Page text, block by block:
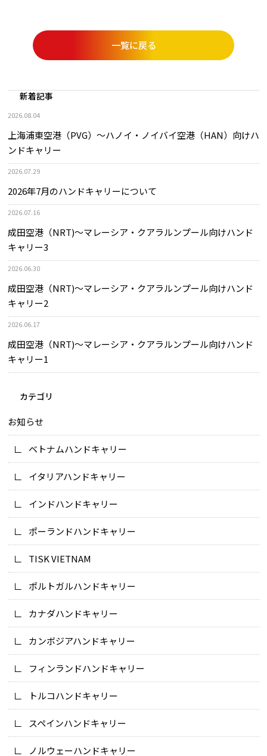
一覧に戻る
新着記事
2026.08.04
上海浦東空港（PVG）～ハノイ・ノイバイ空港（HAN）向けハ
ンドキャリー
2026.07.29
2026年7月のハンドキャリーについて
2026.07.16
成田空港（NRT)～マレーシア・クアラルンプール向けハンド
キャリー3
2026.06.30
成田空港（NRT)～マレーシア・クアラルンプール向けハンド
キャリー2
2026.06.17
成田空港（NRT)～マレーシア・クアラルンプール向けハンド
キャリー1
カテゴリ
お知らせ
ベトナムハンドキャリー
イタリアハンドキャリー
インドハンドキャリー
ポーランドハンドキャリー
TISK VIETNAM
ポルトガルハンドキャリー
カナダハンドキャリー
カンボジアハンドキャリー
フィンランドハンドキャリー
トルコハンドキャリー
スペインハンドキャリー
ノルウェーハンドキャリー